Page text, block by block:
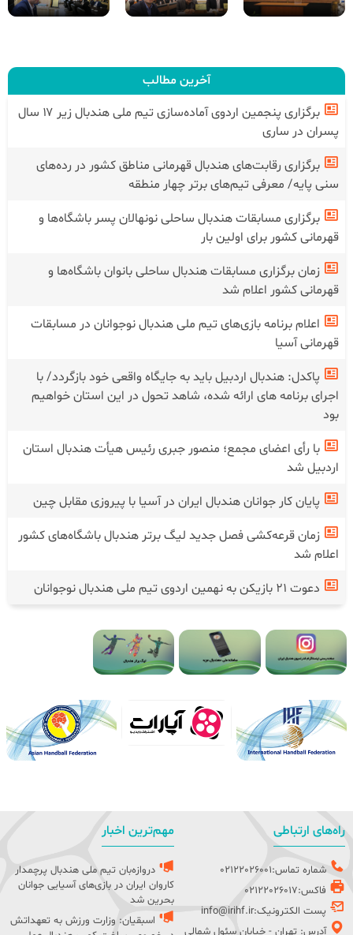
آخرین مطالب
برگزاری پنجمین اردوی آماده‌سازی تیم ملی هندبال زیر ۱۷ سال
پسران در ساری
برگزاری رقابت‌های هندبال قهرمانی مناطق کشور در رده‌های
سنی پایه/ معرفی تیم‌های برتر چهار منطقه
برگزاری مسابقات هندبال ساحلی نونهالان پسر باشگاه‌ها و
قهرمانی کشور برای اولین بار
زمان برگزاری مسابقات هندبال ساحلی بانوان باشگاه‌ها و
قهرمانی کشور اعلام شد
اعلام برنامه بازی‌های تیم ملی هندبال نوجوانان در مسابقات
قهرمانی آسیا
پاکدل: هندبال اردبیل باید به جایگاه واقعی خود بازگردد/ با
اجرای برنامه های ارائه شده، شاهد تحول در این استان خواهیم
بود
با رأی اعضای مجمع؛ منصور جبری رئیس هیأت هندبال استان
اردبیل شد
پایان کار جوانان هندبال ایران در آسیا با پیروزی مقابل چین
زمان قرعه‌کشی فصل جدید لیگ برتر هندبال باشگاه‌های کشور
اعلام شد
دعوت ۲۱ بازیکن به نهمین اردوی تیم ملی هندبال نوجوانان
راه‌های ارتباطی
شماره تماس:02122026001
فاکس:02122026017
پست الکترونیک:info@irihf.ir
مهم‌ترین اخبار
دروازه‌بان تیم ملی هندبال پرچمدار
کاروان ایران در بازی‌های آسیایی جوانان
بحرین شد
اسبقیان: وزارت ورزش به تعهداتش